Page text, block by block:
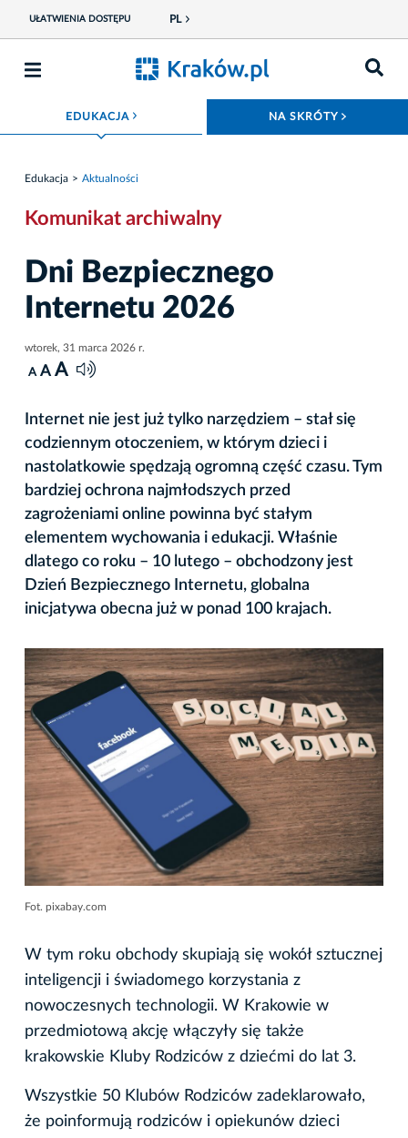
UŁATWIENIA DOSTĘPU PL
EDUKACJAROZWIŃ MENU NA SKRÓTY
Edukacja Aktualności
Komunikat archiwalny
Dni Bezpiecznego
Internetu 2026
wtorek, 31 marca 2026 r.
A A A
Internet nie jest już tylko narzędziem – stał się
codziennym otoczeniem, w którym dzieci i
nastolatkowie spędzają ogromną część czasu. Tym
bardziej ochrona najmłodszych przed
zagrożeniami online powinna być stałym
elementem wychowania i edukacji. Właśnie
dlatego co roku – 10 lutego – obchodzony jest
Dzień Bezpiecznego Internetu, globalna
inicjatywa obecna już w ponad 100 krajach.
Fot. pixabay.com
W tym roku obchody skupiają się wokół sztucznej
inteligencji i świadomego korzystania z
nowoczesnych technologii. W Krakowie w
przedmiotową akcję włączyły się także
krakowskie Kluby Rodziców z dziećmi do lat 3.
Wszystkie 50 Klubów Rodziców zadeklarowało,
że poinformują rodziców i opiekunów dzieci